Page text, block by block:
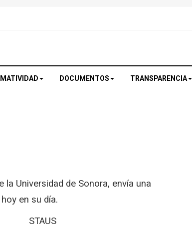
DOCUMENTOS TRANSPARENCIA
Universidad de Sonora, envía una
en su día.